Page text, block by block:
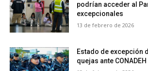
podrían acceder al
excepcionales
13 de febrero de 2026
Estado de excepción
quejas ante CONADEH